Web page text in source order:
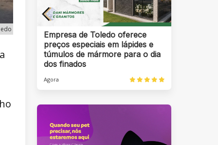
Empresa de Toledo oferece
preços especiais em lápides e
túmulos de mármore para o dia
dos finados
Agora